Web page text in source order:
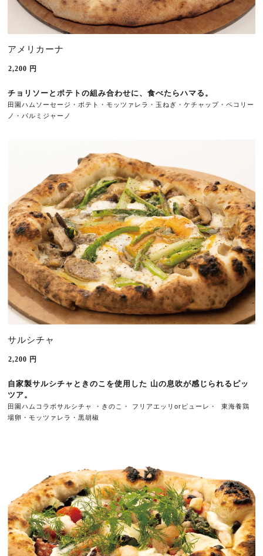
アメリカーナ
2,200 円
チョリソーとポテトの組み合わせに、食べたらハマる。
田園ハムソーセージ・ポテト・モッツァレラ・玉ねぎ・ケチャップ・ペコリー
ノ・パルミジャーノ
サルシチャ
2,200 円
自家製サルシチャときのこを使用した 山の息吹が感じられるピッ
ツア。
田園ハムコラボサルシチャ ・きのこ・ フリアエッリor ピューレ・ 東海養鶏
場卵・モッツァレラ・黒胡椒